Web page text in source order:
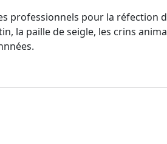
professionnels pour la réfection
la paille de seigle, les crins